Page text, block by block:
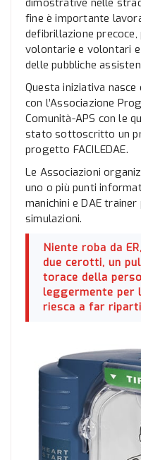
fine è importante
defibrillazione precoce,
volontarie e volontari
delle pubbliche
Questa iniziativa nasce
con l’Associazione
Comunità-APS con le
stato sottoscritto un
progetto FACILEDAE.
Le Associazioni
uno o più punti
manichini e DAE
simulazioni.
Niente roba da
due cerotti, un
torace della
leggermente per
riesca a far